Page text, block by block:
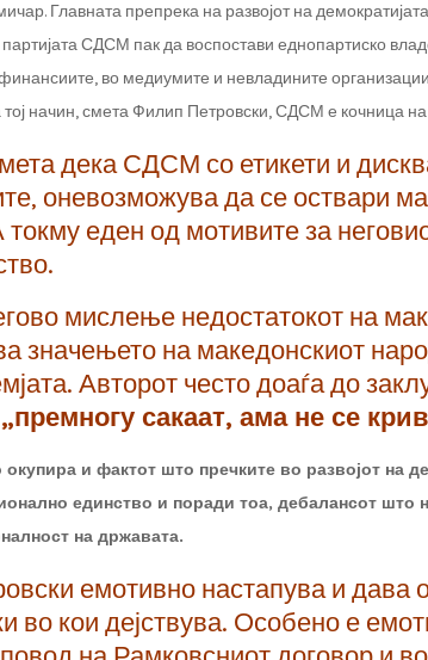
Главната препрека на развојот на
партијата СДСМ пак да воспостави еднопартиско
во медиумите и невладините
тој начин, смета Филип Петровски, СДСМ е кочница на
дека СДСМ со етикети и
оневозможува да се оствари
токму еден од мотивите за
мислење недостатокот на
значењето на македонскиот
Авторот често доаѓа до
„премногу сакаат, ама не се
окупира и фактот што пречките во развојот на
единство и поради тоа, дебалансот што
на државата.
емотивно настапува и дава
во кои дејствува. Особено е